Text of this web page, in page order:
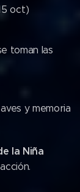
oct)
toman las
y memoria
la Niña